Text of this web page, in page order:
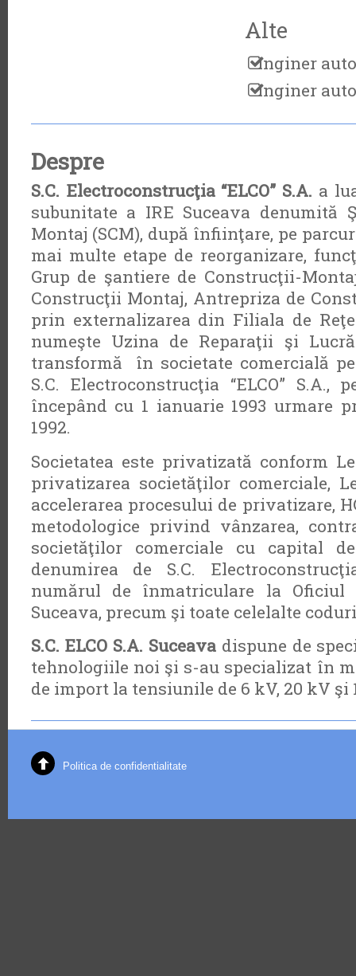
Alte
Inginer
Inginer
Despre
S.C. Electroconstrucţia “ELCO” S.A. a
subunitate a IRE Suceava denumită
Montaj (SCM), după înfiinţare, pe
mai multe etape de reorganizare,
Grup de şantiere de Construcţii-
Construcţii Montaj, Antrepriza de
prin externalizarea din Filiala de
numeşte Uzina de Reparaţii şi
transformă în societate comercială
S.C. Electroconstrucţia “ELCO” S.A.,
începând cu 1 ianuarie 1993 urmare
1992.
Societatea este privatizată conform
privatizarea societăţilor comerciale,
accelerarea procesului de privatizare,
metodologice privind vânzarea,
societăţilor comerciale cu capital
denumirea de S.C.
numărul de înmatriculare la Oficiul
Suceava, precum şi toate celelalte
S.C. ELCO S.A. Suceava dispune de
tehnologiile noi şi s-au specializat în
de import la tensiunile de 6 kV, 20 kV şi
Politica de confidentialitate